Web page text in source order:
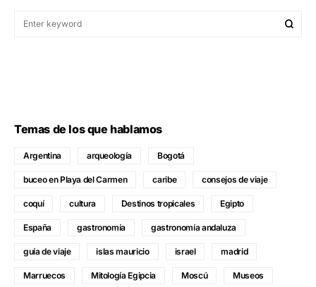
Temas de los que hablamos
Argentina arqueología Bogotá
buceo en Playa del Carmen caribe consejos de viaje
coquí cultura Destinos tropicales Egipto
España gastronomía gastronomía andaluza
guía de viaje islas mauricio israel madrid
Marruecos Mitología Egipcia Moscú Museos